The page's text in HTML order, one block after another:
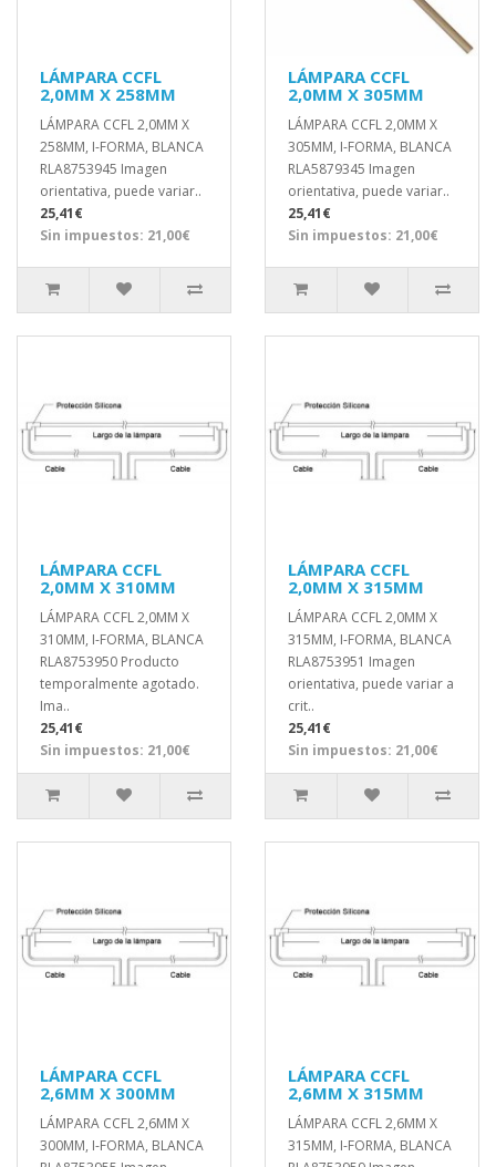
LÁMPARA CCFL
2,0MM X 258MM
LÁMPARA CCFL 2,0MM X
258MM, I-FORMA, BLANCA
RLA8753945 Imagen
orientativa, puede variar..
25,41€
Sin impuestos: 21,00€
LÁMPARA CCFL
2,0MM X 305MM
LÁMPARA CCFL 2,0MM X
305MM, I-FORMA, BLANCA
RLA5879345 Imagen
orientativa, puede variar..
25,41€
Sin impuestos: 21,00€
LÁMPARA CCFL
2,0MM X 310MM
LÁMPARA CCFL 2,0MM X
310MM, I-FORMA, BLANCA
RLA8753950 Producto
temporalmente agotado.
Ima..
25,41€
Sin impuestos: 21,00€
LÁMPARA CCFL
2,0MM X 315MM
LÁMPARA CCFL 2,0MM X
315MM, I-FORMA, BLANCA
RLA8753951 Imagen
orientativa, puede variar a
crit..
25,41€
Sin impuestos: 21,00€
LÁMPARA CCFL
2,6MM X 300MM
LÁMPARA CCFL 2,6MM X
300MM, I-FORMA, BLANCA
LÁMPARA CCFL
2,6MM X 315MM
LÁMPARA CCFL 2,6MM X
315MM, I-FORMA, BLANCA